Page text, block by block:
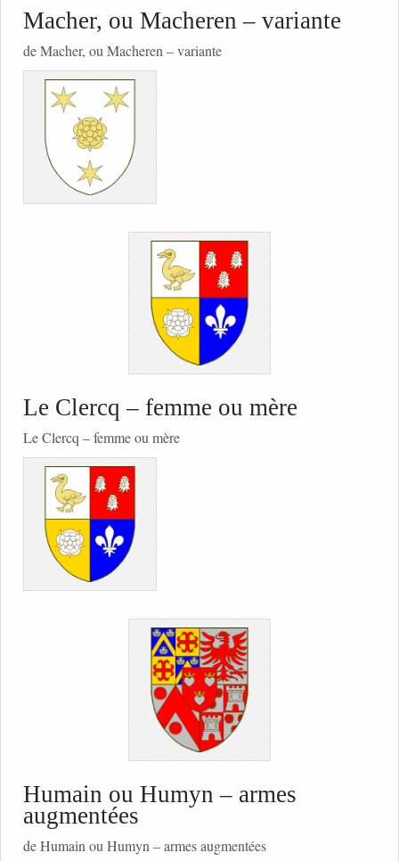
Macher, ou Macheren – variante
de Macher, ou Macheren – variante
Le Clercq – femme ou mère
Le Clercq – femme ou mère
Humain ou Humyn – armes
augmentées
de Humain ou Humyn – armes augmentées